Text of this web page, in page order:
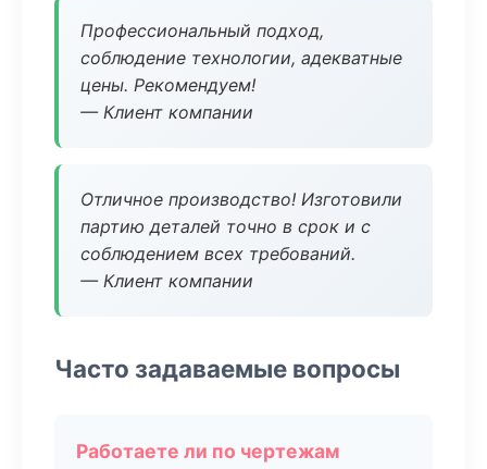
Профессиональный подход,
соблюдение технологии, адекватные
цены. Рекомендуем!
— Клиент компании
Отличное производство! Изготовили
партию деталей точно в срок и с
соблюдением всех требований.
— Клиент компании
Часто задаваемые вопросы
Работаете ли по чертежам